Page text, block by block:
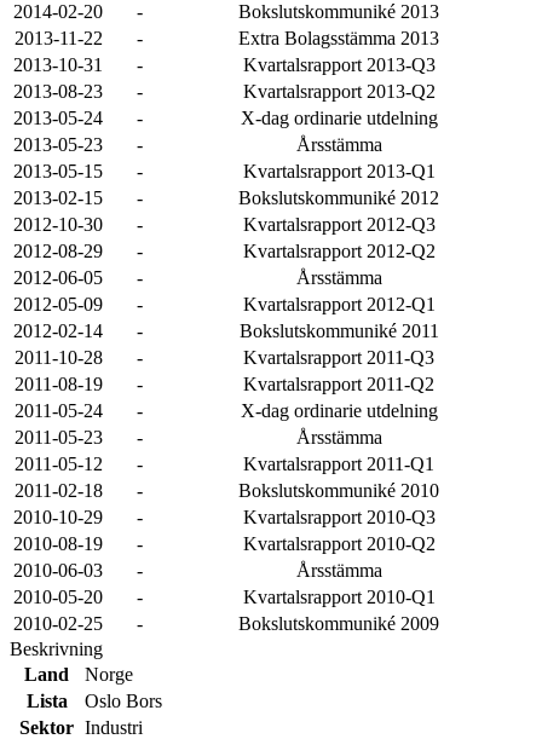
2014-02-20
-
Bokslutskommuniké 2013
2013-11-22
-
Extra Bolagsstämma 2013
2013-10-31
-
Kvartalsrapport 2013-Q3
2013-08-23
-
Kvartalsrapport 2013-Q2
2013-05-24
-
X-dag ordinarie utdelning
2013-05-23
-
Årsstämma
2013-05-15
-
Kvartalsrapport 2013-Q1
2013-02-15
-
Bokslutskommuniké 2012
2012-10-30
-
Kvartalsrapport 2012-Q3
2012-08-29
-
Kvartalsrapport 2012-Q2
2012-06-05
-
Årsstämma
2012-05-09
-
Kvartalsrapport 2012-Q1
2012-02-14
-
Bokslutskommuniké 2011
2011-10-28
-
Kvartalsrapport 2011-Q3
2011-08-19
-
Kvartalsrapport 2011-Q2
2011-05-24
-
X-dag ordinarie utdelning
2011-05-23
-
Årsstämma
2011-05-12
-
Kvartalsrapport 2011-Q1
2011-02-18
-
Bokslutskommuniké 2010
2010-10-29
-
Kvartalsrapport 2010-Q3
2010-08-19
-
Kvartalsrapport 2010-Q2
2010-06-03
-
Årsstämma
2010-05-20
-
Kvartalsrapport 2010-Q1
2010-02-25
-
Bokslutskommuniké 2009
Beskrivning
Land
Norge
Lista
Oslo Bors
Sektor Industri